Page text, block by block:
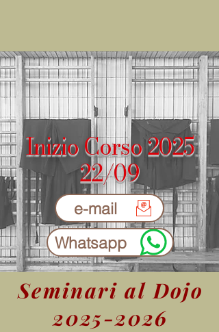
Inizio Corso 2025
22/09
e-mail
Whatsapp
Seminari al Dojo
2025-2026